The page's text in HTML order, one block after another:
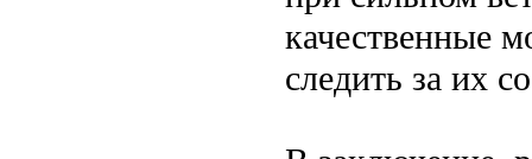
качественные
следить за их